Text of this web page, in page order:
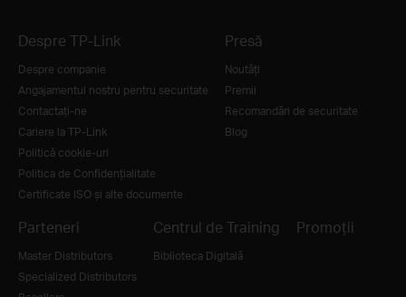
Despre TP-Link
Despre companie
Angajamentul nostru pentru securitate
Contactați-ne
Cariere la TP-Link
Politică cookie-uri
Politica de Confidențialitate
Certificate ISO și alte documente
Presă
Noutăţi
Premii
Recomandări de securitate
Blog
Parteneri
Master Distributors
Specialized Distributors
Centrul de Training
Biblioteca Digitală
Promoții